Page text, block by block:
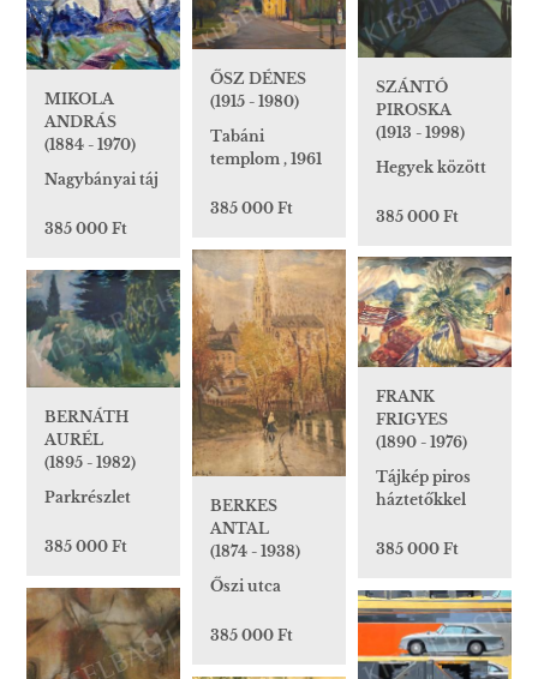
MIKOLA
ANDRÁS
(1884 - 1970)
Nagybányai táj
385 000 Ft
ŐSZ DÉNES
(1915 - 1980)
Tabáni
templom , 1961
385 000 Ft
SZÁNTÓ
PIROSKA
(1913 - 1998)
Hegyek között
385 000 Ft
BERKES
ANTAL
(1874 - 1938)
Őszi utca
385 000 Ft
FRANK
FRIGYES
(1890 - 1976)
Tájkép piros
háztetőkkel
385 000 Ft
BERNÁTH
AURÉL
(1895 - 1982)
Parkrészlet
385 000 Ft